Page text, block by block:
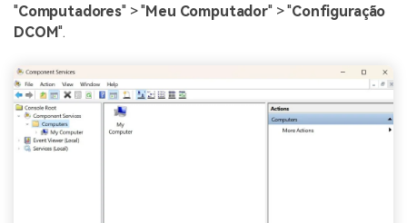
"Computadores" > "Meu Computador" > "Configuração
DCOM".